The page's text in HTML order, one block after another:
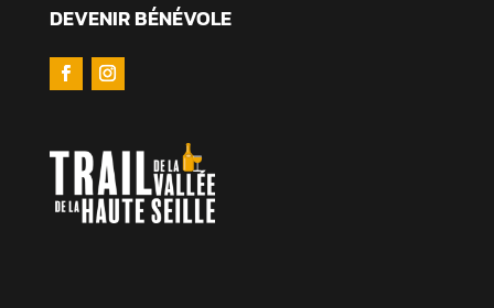
DEVENIR BÉNÉVOLE